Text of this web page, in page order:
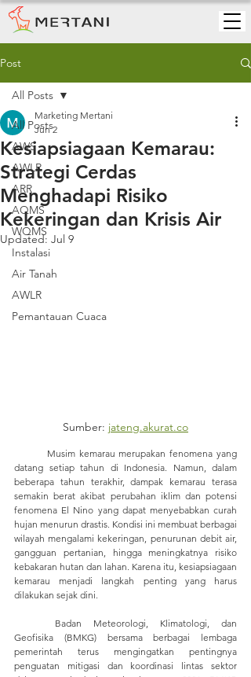
Post
All Posts
AWS
AWLR
ARR
AQMS
WQMS
Instalasi
Air Tanah
AWLR
Pemantauan Cuaca
All Posts
Kesiapsiagaan Kemarau:
Strategi Cerdas
Menghadapi Risiko
Kekeringan dan Krisis Air
Marketing Mertani
Jun 2
Updated: Jul 9
Sumber: jateng.akurat.co
datang setiap tahun di Indonesia. Namun, dalam
beberapa tahun terakhir, dampak kemarau terasa
semakin berat akibat perubahan iklim dan potensi
fenomena El Nino yang dapat menyebabkan curah
hujan menurun drastis. Kondisi ini membuat berbagai
wilayah mengalami kekeringan, penurunan debit air,
gangguan pertanian, hingga meningkatnya risiko
kebakaran hutan dan lahan. Karena itu, kesiapsiagaan
kemarau menjadi langkah penting yang harus
dilakukan sejak dini.
Geofisika (BMKG) bersama berbagai lembaga
pemerintah terus mengingatkan pentingnya
penguatan mitigasi dan koordinasi lintas sektor